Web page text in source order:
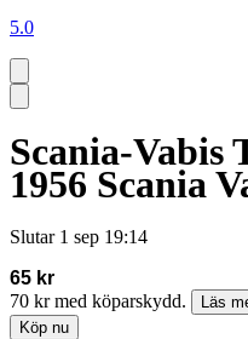
5.0
Scania-Vabis
1956 Scania
Slutar 1 sep 19:14
65 kr
70 kr med köparskydd.
Läs
Köp nu